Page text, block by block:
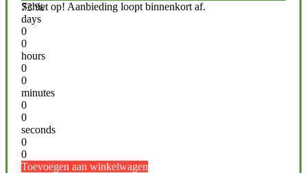
73 %
Schiet op! Aanbieding loopt binnenkort af.
days
0
0
hours
0
0
minutes
0
0
seconds
0
0
Toevoegen aan winkelwagen